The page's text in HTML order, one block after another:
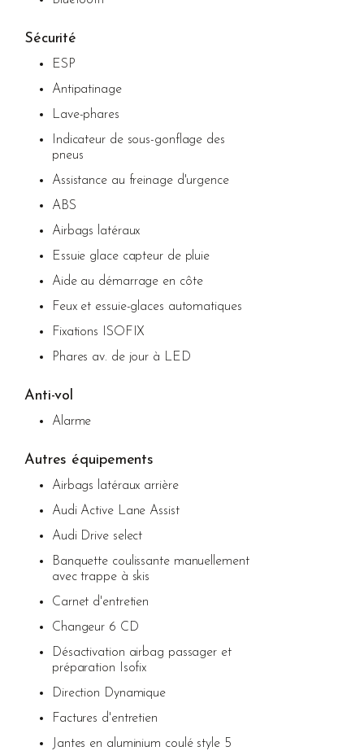
Sécurité
ESP
Antipatinage
Lave-phares
Indicateur de sous-gonflage des
pneus
Assistance au freinage d'urgence
ABS
Airbags latéraux
Essuie glace capteur de pluie
Aide au démarrage en côte
Feux et essuie-glaces automatiques
Fixations ISOFIX
Phares av. de jour à LED
Anti-vol
Alarme
Autres équipements
Airbags latéraux arrière
Audi Active Lane Assist
Audi Drive select
Banquette coulissante manuellement
avec trappe à skis
Carnet d'entretien
Changeur 6 CD
Désactivation airbag passager et
préparation Isofix
Direction Dynamique
Factures d'entretien
Jantes en aluminium coulé style 5